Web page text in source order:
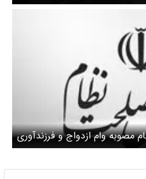
وام ازدواج و فرزندآوری